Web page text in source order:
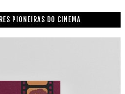
PIONEIRAS DO CINEMA